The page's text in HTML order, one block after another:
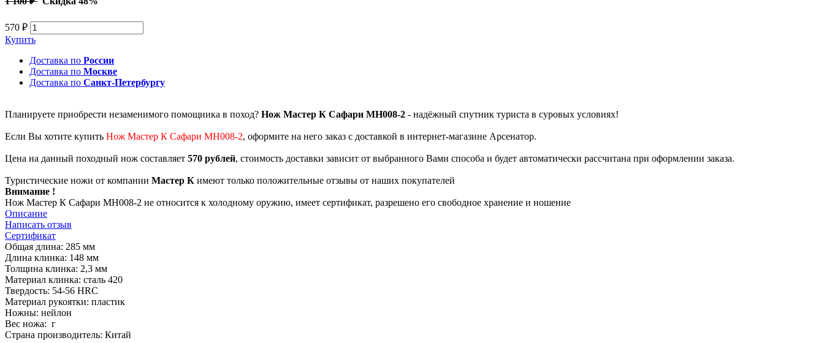
570 ₽
Купить
Доставка по России
Доставка по Москве
Доставка по Санкт-Петербургу
Планируете приобрести незаменимого помощника в поход? Нож Мастер К Сафари MH008-2 - надёжный спутник туриста в суровых условиях!
Если Вы хотите купить Нож Мастер К Сафари MH008-2, оформите на него заказ с доставкой в интернет-магазине Арсенатор.
Цена на данный походный нож составляет 570 рублей, стоимость доставки зависит от выбранного Вами способа и будет автоматически рассчитана при оформлении заказа.
Туристические ножи от компании Мастер К имеют только положительные отзывы от наших покупателей
Внимание !
Нож Мастер К Сафари MH008-2 не относится к холодному оружию, имеет сертификат, разрешено его свободное хранение и ношение
Описание
Написать отзыв
Сертификат
Общая длина: 285 мм
Длина клинка: 148 мм
Толщина клинка: 2,3 мм
Материал клинка: сталь 420
Твердость: 54-56 HRC
Материал рукоятки: пластик
Ножны: нейлон
Вес ножа: г
Страна производитель: Китай